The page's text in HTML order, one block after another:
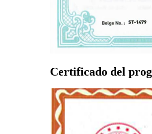
Certificado del